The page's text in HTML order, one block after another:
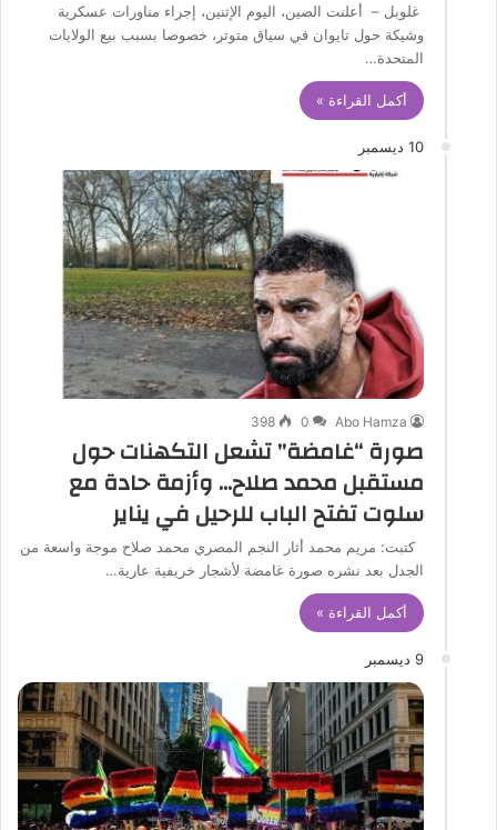
غلوبل – أعلنت الصين، اليوم الإثنين، إجراء مناورات عسكرية
وشيكة حول تايوان في سياق متوتر، خصوصا بسبب بيع الولايات
المتحدة…
أكمل القراءة »
10 ديسمبر
Abo Hamza
0
398
صورة “غامضة” تشعل التكهنات حول
مستقبل محمد صلاح… وأزمة حادة مع
سلوت تفتح الباب للرحيل في يناير
كتبت: مريم محمد أثار النجم المصري محمد صلاح موجة واسعة من
الجدل بعد نشره صورة غامضة لأشجار خريفية عارية…
أكمل القراءة »
9 ديسمبر